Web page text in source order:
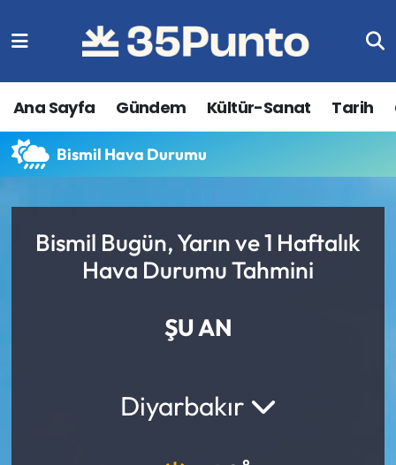
Ana Sayfa Gündem Kültür-Sanat Tarih
Bismil Hava Durumu
Bismil Bugün, Yarın ve 1 Haftalık
Hava Durumu Tahmini
ŞU AN
Diyarbakır